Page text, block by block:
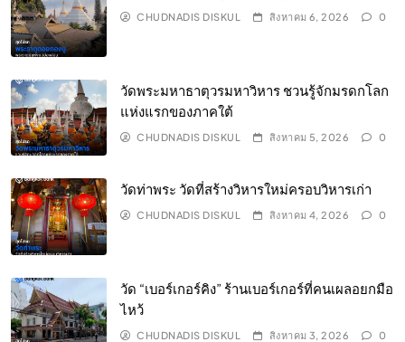
CHUDNADIS DISKUL สิงหาคม 6, 2026 0
วัดพระมหาธาตุวรมหาวิหาร ชวนรู้จักมรดกโลก
แห่งแรกของภาคใต้
CHUDNADIS DISKUL สิงหาคม 5, 2026 0
วัดท่าพระ วัดที่สร้างวิหารใหม่ครอบวิหารเก่า
CHUDNADIS DISKUL สิงหาคม 4, 2026 0
วัด “เบอร์เกอร์คิง” ร้านเบอร์เกอร์ที่คนเผลอยกมือ
ไหว้
CHUDNADIS DISKUL สิงหาคม 3, 2026 0